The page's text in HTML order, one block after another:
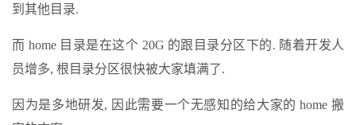
到其他目录.
而 home 目录是在这个 20G 的跟目录分区下的. 随着开发人
员增多, 根目录分区很快被大家填满了.
因为是多地研发, 因此需要一个无感知的给大家的 home 搬